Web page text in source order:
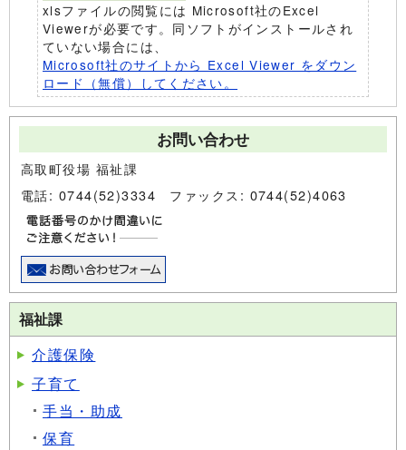
xlsファイルの閲覧には Microsoft社のExcel
Viewerが必要です。同ソフトがインストールされ
ていない場合には、
Microsoft社のサイトから Excel Viewer をダウン
ロード（無償）してください。
お問い合わせ
高取町役場 福祉課
電話: 0744(52)3334 ファックス: 0744(52)4063
福祉課
介護保険
子育て
手当・助成
保育